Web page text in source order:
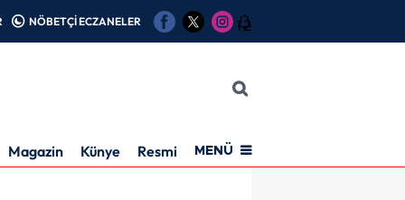
NÖBETÇİ ECZANELER 12
Magazin Künye Resmi İlanMENÜ